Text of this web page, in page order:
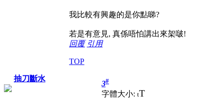
我比較有興趣的是你點睇?
若是有意見, 真係唔怕講出來架啵!
回覆 引用
TOP
抽刀斷水
3#
字體大小: tT